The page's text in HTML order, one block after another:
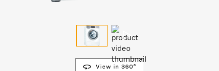
View in 360°